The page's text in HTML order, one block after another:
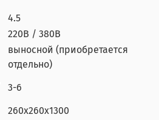
4.5
220В / 380В
выносной (приобретается
отдельно)
3-6
260x260x1300